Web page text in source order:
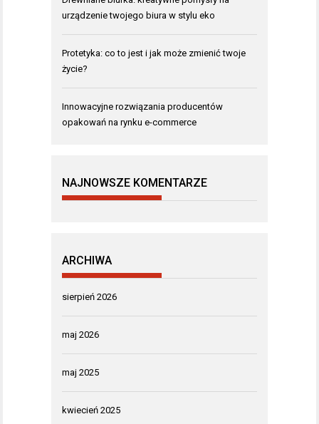
urządzenie twojego biura w stylu eko
Protetyka: co to jest i jak może zmienić twoje
życie?
Innowacyjne rozwiązania producentów
opakowań na rynku e-commerce
NAJNOWSZE KOMENTARZE
ARCHIWA
sierpień 2026
maj 2026
maj 2025
kwiecień 2025